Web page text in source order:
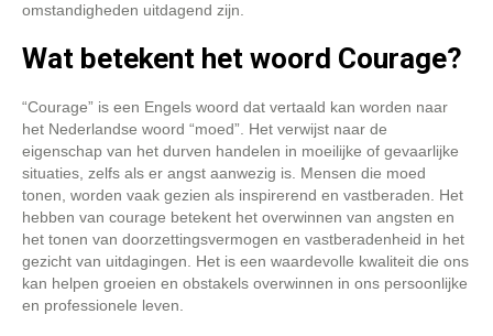
omstandigheden uitdagend zijn.
Wat betekent het woord Courage?
“Courage” is een Engels woord dat vertaald kan worden naar
het Nederlandse woord “moed”. Het verwijst naar de
eigenschap van het durven handelen in moeilijke of gevaarlijke
situaties, zelfs als er angst aanwezig is. Mensen die moed
tonen, worden vaak gezien als inspirerend en vastberaden. Het
hebben van courage betekent het overwinnen van angsten en
het tonen van doorzettingsvermogen en vastberadenheid in het
gezicht van uitdagingen. Het is een waardevolle kwaliteit die ons
kan helpen groeien en obstakels overwinnen in ons persoonlijke
en professionele leven.